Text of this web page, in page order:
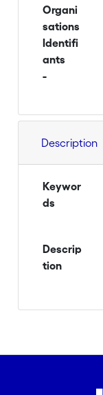
Organi
sations
Identifi
ants
-
Description
Keywor
ds
Descrip
tion